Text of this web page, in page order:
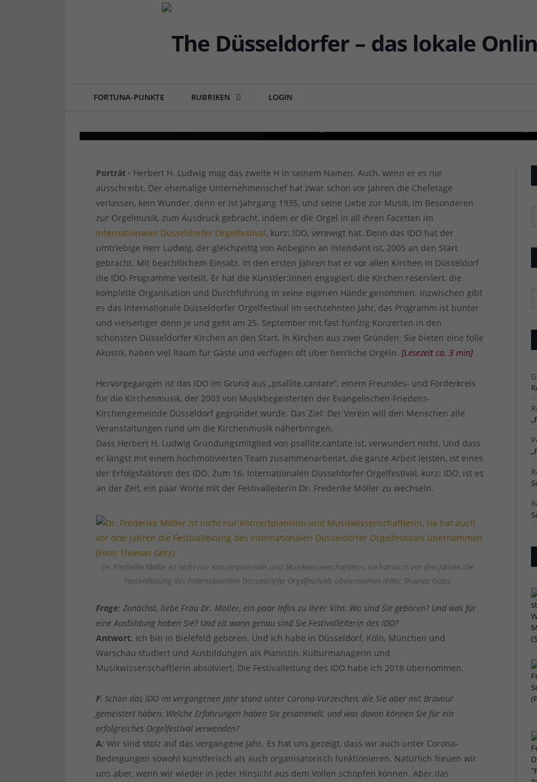
FORTUNA-PUNKTE RUBRIKEN LOGIN
5 Fragen an: Dr. Frederike Möller, Leiterin des
Porträt · Herbert H. Ludwig mag das zweite H in seinem Namen. Auch, wenn er es nie
ausschreibt. Der ehemalige Unternehmenschef hat zwar schon vor Jahren die Chefetage
verlassen, kein Wunder, denn er ist Jahrgang 1935, und seine Liebe zur Musik, im Besonderen
zur Orgelmusik, zum Ausdruck gebracht, indem er die Orgel in all ihren Facetten im
Internationalen Düsseldorfer Orgelfestival, kurz: IDO, verewigt hat. Denn das IDO hat der
umtriebige Herr Ludwig, der gleichzeitig von Anbeginn an Intendant ist, 2005 an den Start
gebracht. Mit beachtlichem Einsatz. In den ersten Jahren hat er vor allen Kirchen in Düsseldorf
die IDO-Programme verteilt. Er hat die Künstler:innen engagiert, die Kirchen reserviert, die
komplette Organisation und Durchführung in seine eigenen Hände genommen. Inzwischen gibt
es das Internationale Düsseldorfer Orgelfestival im sechzehnten Jahr, das Programm ist bunter
und vielseitiger denn je und geht am 25. September mit fast fünfzig Konzerten in den
schönsten Düsseldorfer Kirchen an den Start. In Kirchen aus zwei Gründen: Sie bieten eine tolle
Akustik, haben viel Raum für Gäste und verfügen oft über herrliche Orgeln.[Lesezeit ca. 3 min]
Hervorgegangen ist das IDO im Grund aus „psallite.cantate“, einem Freundes- und Förderkreis
für die Kirchenmusik, der 2003 von Musikbegeisterten der Evangelischen Friedens-
Kirchengemeinde Düsseldorf gegründet wurde. Das Ziel: Der Verein will den Menschen alle
Veranstaltungen rund um die Kirchenmusik näherbringen.
Dass Herbert H. Ludwig Gründungsmitglied von psallite.cantate ist, verwundert nicht. Und dass
er längst mit einem hochmotivierten Team zusammenarbeitet, die ganze Arbeit leisten, ist eines
der Erfolgsfaktoren des IDO. Zum 16. Internationalen Düsseldorfer Orgelfestival, kurz: IDO, ist es
an der Zeit, ein paar Worte mit der Festivalleiterin Dr. Frederike Möller zu wechseln.
Dr. Frederike Möller ist nicht nur Konzertpianistin und Musikwissenschaftlerin, sie hat auch vor drei Jahren die
Festivalleitung des Internationalen Düsseldorfer Orgelfestivals übernommen (Foto: Thomas Götz)
Frage: Zunächst, liebe Frau Dr. Möller, ein paar Infos zu Ihrer Vita. Wo sind Sie geboren? Und was für
eine Ausbildung haben Sie? Und eit wann genau sind Sie Festivalleiterin des IDO?
Antwort: Ich bin in Bielefeld geboren. Und ich habe in Düsseldorf, Köln, München und
Warschau studiert und Ausbildungen als Pianistin, Kulturmanagerin und
Musikwissenschaftlerin absolviert. Die Festivalleitung des IDO habe ich 2018 übernommen.
F: Schon das IDO im vergangenen Jahr stand unter Corona-Vorzeichen, die Sie aber mit Bravour
gemeistert haben. Welche Erfahrungen haben Sie gesammelt, und was davon können Sie für ein
erfolgreiches Orgelfestival verwenden?
A: Wir sind stolz auf das vergangene Jahr. Es hat uns gezeigt, dass wir auch unter Corona-
Bedingungen sowohl künstlerisch als auch organisatorisch funktionieren. Natürlich freuen wir
uns aber, wenn wir wieder in jeder Hinsicht aus dem Vollen schöpfen können. Aber das